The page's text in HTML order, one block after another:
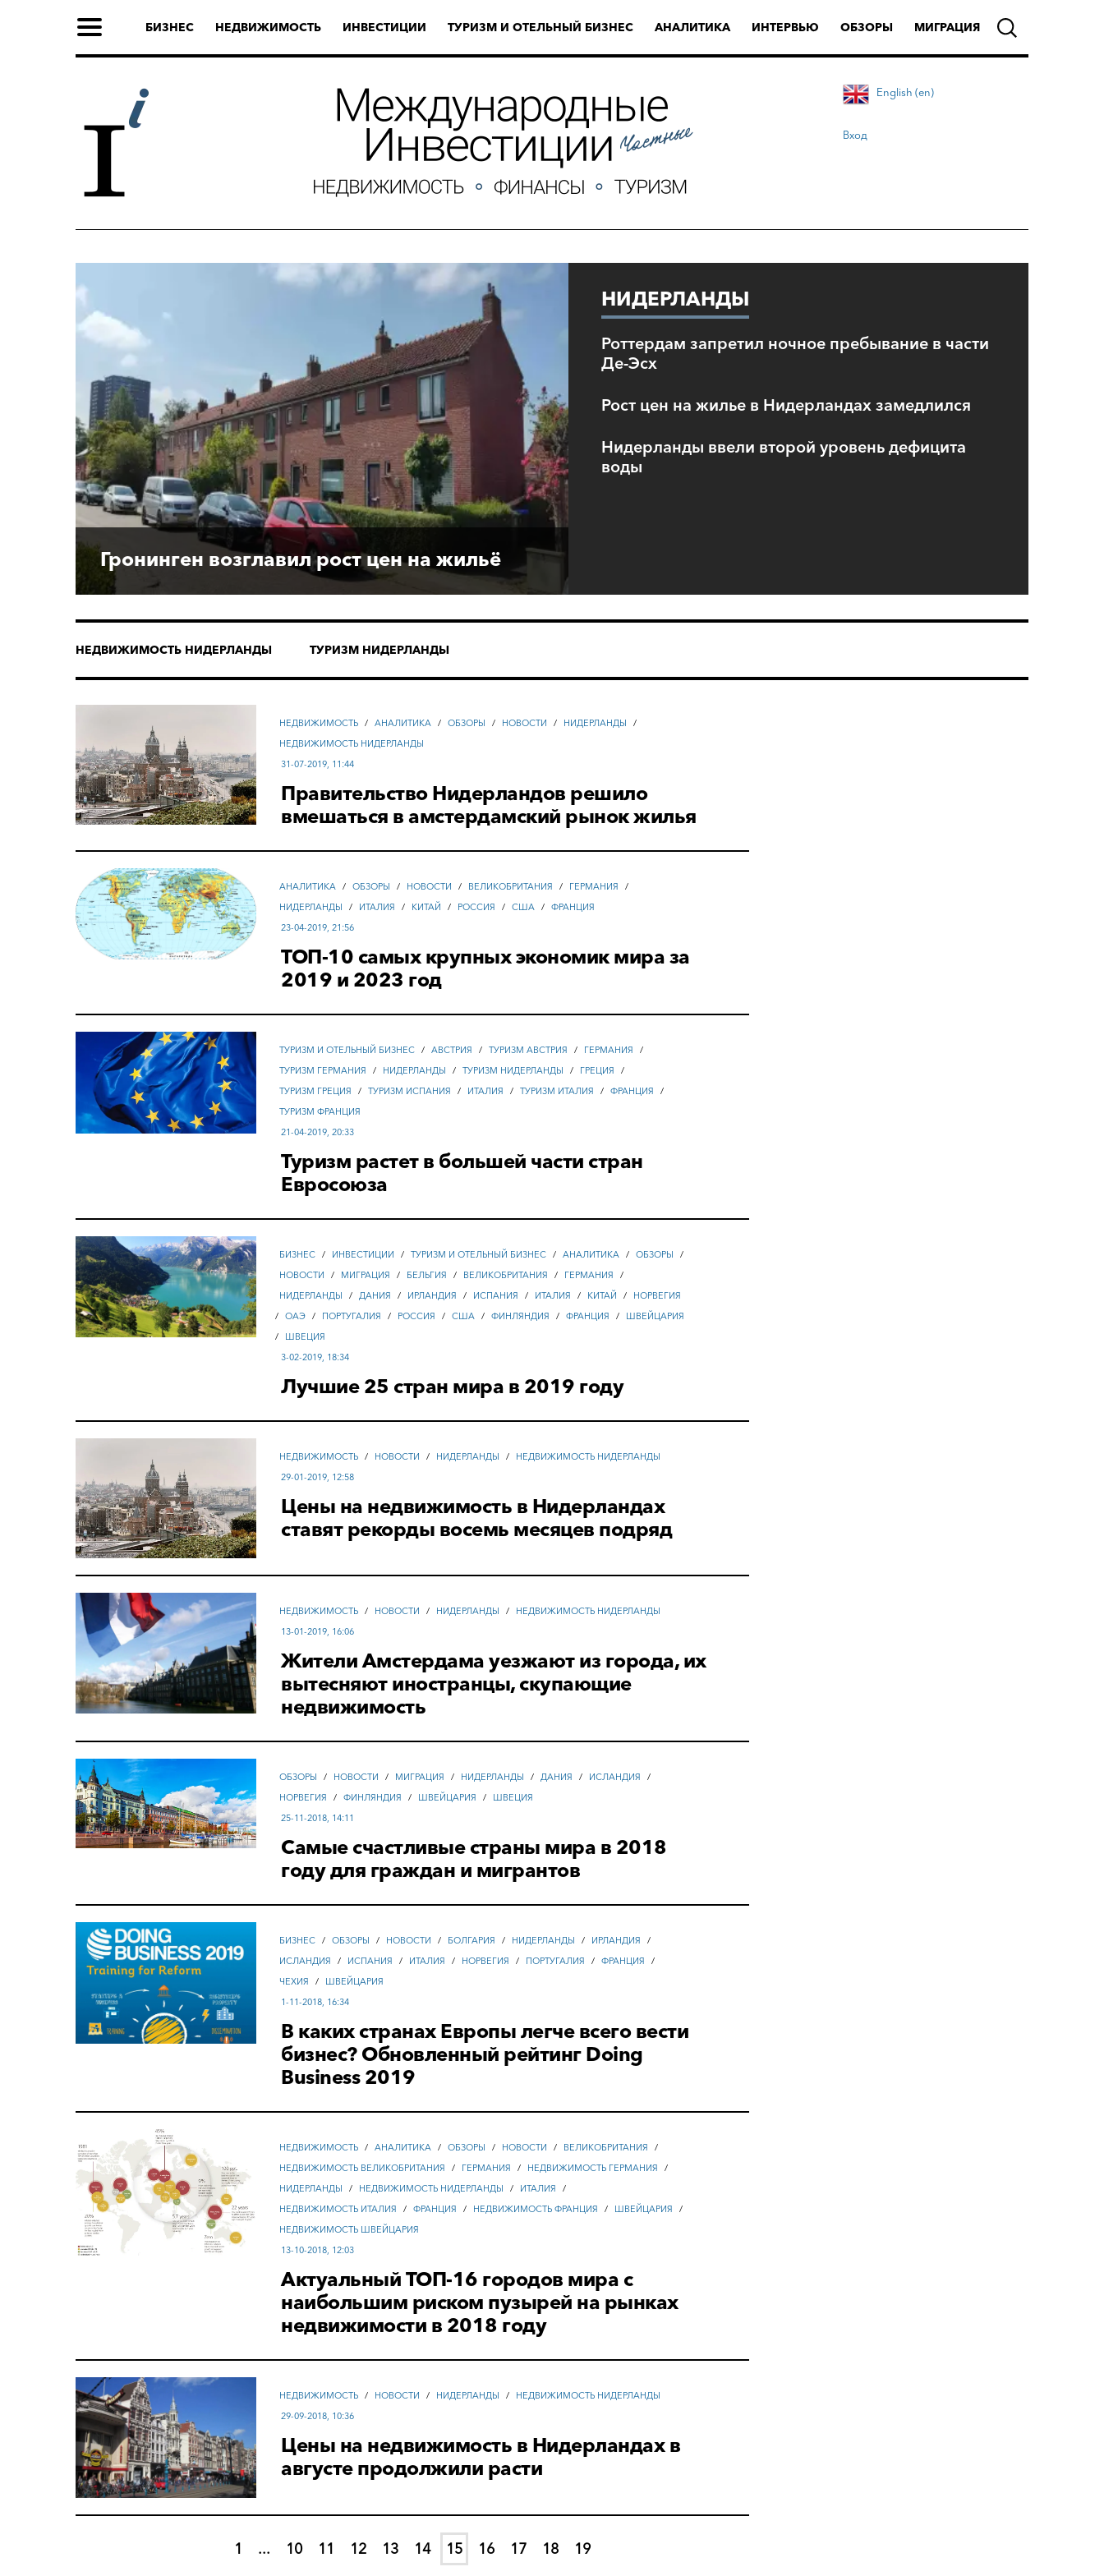
БИЗНЕС НЕДВИЖИМОСТЬ ИНВЕСТИЦИИ ТУРИЗМ И ОТЕЛЬНЫЙ БИЗНЕС АНАЛИТИКА ИНТЕРВЬЮ ОБЗОРЫ МИГРАЦИЯ
English (en)
Вход
Гронинген возглавил рост цен на жильё
НИДЕРЛАНДЫ
Роттердам запретил ночное пребывание в части
Де-Эсх
Рост цен на жилье в Нидерландах замедлился
Нидерланды ввели второй уровень дефицита
воды
НЕДВИЖИМОСТЬ НИДЕРЛАНДЫ ТУРИЗМ НИДЕРЛАНДЫ
НЕДВИЖИМОСТЬ / АНАЛИТИКА / ОБЗОРЫ / НОВОСТИ / НИДЕРЛАНДЫ
/
НЕДВИЖИМОСТЬ НИДЕРЛАНДЫ
31-07-2019, 11:44
Правительство Нидерландов решило
вмешаться в амстердамский рынок жилья
АНАЛИТИКА / ОБЗОРЫ / НОВОСТИ / ВЕЛИКОБРИТАНИЯ / ГЕРМАНИЯ
/
НИДЕРЛАНДЫ
/ ИТАЛИЯ / КИТАЙ / РОССИЯ / США / ФРАНЦИЯ
23-04-2019, 21:56
ТОП-10 самых крупных экономик мира за
2019 и 2023 год
ТУРИЗМ И ОТЕЛЬНЫЙ БИЗНЕС / АВСТРИЯ / ТУРИЗМ АВСТРИЯ / ГЕРМАНИЯ
/
ТУРИЗМ ГЕРМАНИЯ
/ НИДЕРЛАНДЫ / ТУРИЗМ НИДЕРЛАНДЫ / ГРЕЦИЯ
/
ТУРИЗМ ГРЕЦИЯ
/ ТУРИЗМ ИСПАНИЯ / ИТАЛИЯ / ТУРИЗМ ИТАЛИЯ / ФРАНЦИЯ
/
ТУРИЗМ ФРАНЦИЯ
21-04-2019, 20:33
Туризм растет в большей части стран
Евросоюза
БИЗНЕС / ИНВЕСТИЦИИ / ТУРИЗМ И ОТЕЛЬНЫЙ БИЗНЕС / АНАЛИТИКА / ОБЗОРЫ
/
НОВОСТИ
/ МИГРАЦИЯ / БЕЛЬГИЯ / ВЕЛИКОБРИТАНИЯ / ГЕРМАНИЯ
/
НИДЕРЛАНДЫ
/ ДАНИЯ / ИРЛАНДИЯ / ИСПАНИЯ / ИТАЛИЯ / КИТАЙ /
НОРВЕГИЯ
/ ОАЭ / ПОРТУГАЛИЯ / РОССИЯ / США / ФИНЛЯНДИЯ / ФРАНЦИЯ /
ШВЕЙЦАРИЯ
/
ШВЕЦИЯ
3-02-2019, 18:34
Лучшие 25 стран мира в 2019 году
НЕДВИЖИМОСТЬ / НОВОСТИ / НИДЕРЛАНДЫ /
НЕДВИЖИМОСТЬ НИДЕРЛАНДЫ
29-01-2019, 12:58
Цены на недвижимость в Нидерландах
ставят рекорды восемь месяцев подряд
НЕДВИЖИМОСТЬ / НОВОСТИ / НИДЕРЛАНДЫ /
НЕДВИЖИМОСТЬ НИДЕРЛАНДЫ
13-01-2019, 16:06
Жители Амстердама уезжают из города, их
вытесняют иностранцы, скупающие
недвижимость
ОБЗОРЫ / НОВОСТИ / МИГРАЦИЯ / НИДЕРЛАНДЫ / ДАНИЯ / ИСЛАНДИЯ
/
НОРВЕГИЯ
/ ФИНЛЯНДИЯ / ШВЕЙЦАРИЯ /
ШВЕЦИЯ
25-11-2018, 14:11
Самые счастливые страны мира в 2018
году для граждан и мигрантов
БИЗНЕС / ОБЗОРЫ / НОВОСТИ / БОЛГАРИЯ / НИДЕРЛАНДЫ / ИРЛАНДИЯ
/
ИСЛАНДИЯ
/ ИСПАНИЯ / ИТАЛИЯ / НОРВЕГИЯ / ПОРТУГАЛИЯ / ФРАНЦИЯ
/
ЧЕХИЯ
/
ШВЕЙЦАРИЯ
1-11-2018, 16:34
В каких странах Европы легче всего вести
бизнес? Обновленный рейтинг Doing
Business 2019
НЕДВИЖИМОСТЬ / АНАЛИТИКА / ОБЗОРЫ / НОВОСТИ / ВЕЛИКОБРИТАНИЯ
/
НЕДВИЖИМОСТЬ ВЕЛИКОБРИТАНИЯ
/ ГЕРМАНИЯ / НЕДВИЖИМОСТЬ ГЕРМАНИЯ
/
НИДЕРЛАНДЫ
/ НЕДВИЖИМОСТЬ НИДЕРЛАНДЫ / ИТАЛИЯ
/
НЕДВИЖИМОСТЬ ИТАЛИЯ
/ ФРАНЦИЯ / НЕДВИЖИМОСТЬ ФРАНЦИЯ / ШВЕЙЦАРИЯ
/
НЕДВИЖИМОСТЬ ШВЕЙЦАРИЯ
13-10-2018, 12:03
Актуальный ТОП-16 городов мира с
наибольшим риском пузырей на рынках
недвижимости в 2018 году
НЕДВИЖИМОСТЬ / НОВОСТИ / НИДЕРЛАНДЫ /
НЕДВИЖИМОСТЬ НИДЕРЛАНДЫ
29-09-2018, 10:36
Цены на недвижимость в Нидерландах в
августе продолжили расти
1 ... 10 11 12 13 14 15 16 17 18 19